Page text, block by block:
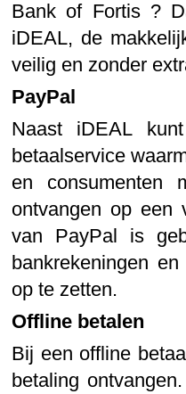
Bank of Fortis ?
iDEAL, de
veilig en zonder
PayPal
Naast iDEAL
betaalservice
en consumenten
ontvangen op een
van PayPal is
bankrekeningen
op te zetten.
Offline betalen
Bij een offline
betaling